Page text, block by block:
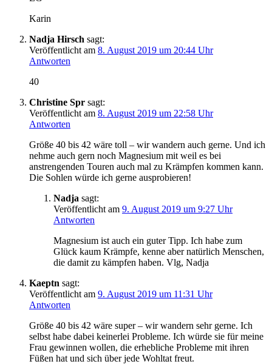
Karin
Nadja Hirsch sagt:
Veröffentlicht am 8. August 2019 um 20:44 Uhr
Antworten
40
Christine Spr sagt:
Veröffentlicht am 8. August 2019 um 22:58 Uhr
Antworten
Größe 40 bis 42 wäre toll – wir wandern auch gerne. Und ich
nehme auch gern noch Magnesium mit weil es bei
anstrengenden Touren auch mal zu Krämpfen kommen kann.
Die Sohlen würde ich gerne ausprobieren!
Nadja sagt:
Veröffentlicht am 9. August 2019 um 9:27 Uhr
Antworten
Magnesium ist auch ein guter Tipp. Ich habe zum
Glück kaum Krämpfe, kenne aber natürlich Menschen,
die damit zu kämpfen haben. Vlg, Nadja
Kaeptn sagt:
Veröffentlicht am 9. August 2019 um 11:31 Uhr
Antworten
Größe 40 bis 42 wäre super – wir wandern sehr gerne. Ich
selbst habe dabei keinerlei Probleme. Ich würde sie für meine
Frau gewinnen wollen, die erhebliche Probleme mit ihren
Füßen hat und sich über jede Wohltat freut.